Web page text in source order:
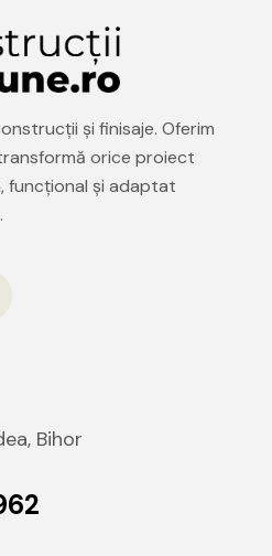
și finisaje. Oferim
orice proiect
funcțional și adaptat
Bihor